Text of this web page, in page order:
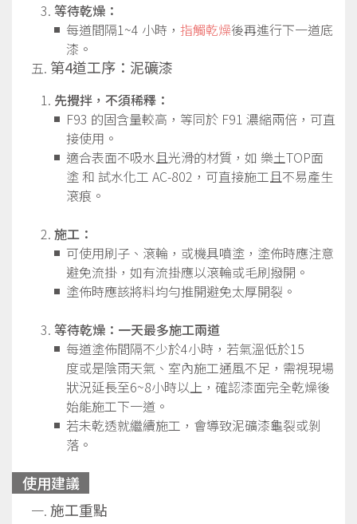
等待乾燥：
每道間隔1~4 小時， 指觸乾燥後再進行下一道底
漆。
第4道工序：泥礦漆
先攪拌，不須稀釋：
F93 的固含量較高，等同於 F91 濃縮兩倍，可直
接使用。
適合表面不吸水且光滑的材質，如 樂土TOP面
塗 和 試水化工 AC-802，可直接施工且不易產生
滾痕。
施工：
可使用刷子、滾輪，或機具噴塗，塗佈時應注意
避免流掛，如有流掛應以滾輪或毛刷撥開。
塗佈時應該將料均勻推開避免太厚開裂。
等待乾燥：一天最多施工兩道
每道塗佈間隔不少於4小時，若氣溫低於15
度或是陰雨天氣、室內施工通風不足，需視現場
狀況延長至6~8小時以上，確認漆面完全乾燥後
始能施工下一道。
若未乾透就繼續施工，會導致泥礦漆龜裂或剝
落。
使用建議
施工重點